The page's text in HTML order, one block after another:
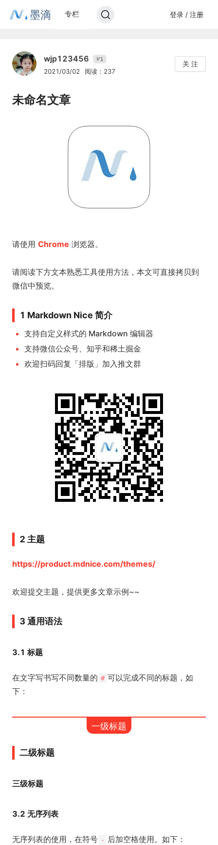
墨滴 专栏 登录 / 注册
wjp123456 V1
2021/03/02 阅读：237
关 注
未命名文章
请使用 Chrome 浏览器。
请阅读下方文本熟悉工具使用方法，本文可直接拷贝到
微信中预览。
1 Markdown Nice 简介
支持自定义样式的 Markdown 编辑器
支持微信公众号、知乎和稀土掘金
欢迎扫码回复「排版」加入推文群
2 主题
https://product.mdnice.com/themes/
欢迎提交主题，提供更多文章示例~~
3 通用语法
3.1 标题
在文字写书写不同数量的 # 可以完成不同的标题，如
下：
一级标题
二级标题
三级标题
3.2 无序列表
无序列表的使用，在符号 - 后加空格使用。如下：